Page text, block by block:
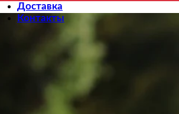
Доставка
Контакты